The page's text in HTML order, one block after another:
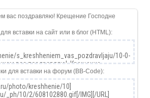
вставки на сайт или в блог (HTML):
для вставки на форум (BB-Code):